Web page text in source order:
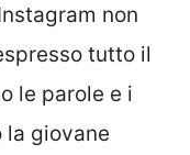
non
tutto il
le parole e i
giovane